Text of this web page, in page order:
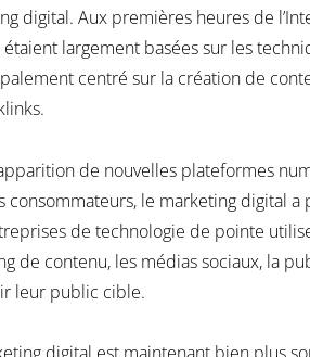
digital. Aux premières heures de
largement basées sur les
centré sur la création de
de nouvelles plateformes
le marketing digital a
de technologie de pointe
de contenu, les médias sociaux, la
leur public cible.